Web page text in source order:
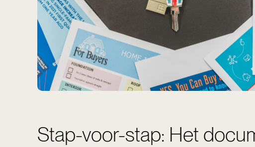
Stap-voor-stap: Het